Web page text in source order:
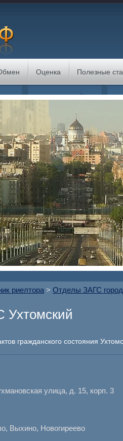
Оценка Полезные
риелтора > Отделы ЗАГС
Ухтомский
гражданского состояния
улица, д. 15, корп. 3
Выхино, Новогиреево